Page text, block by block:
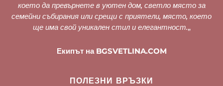
което да превърнете в уютен дом, светло място за
семейни събирания или срещи с приятели, място, което
ще има свой уникален стил и елегантност.„
Екипът на BGSVETLINA.COM
ПОЛЕЗНИ ВРЪЗКИ